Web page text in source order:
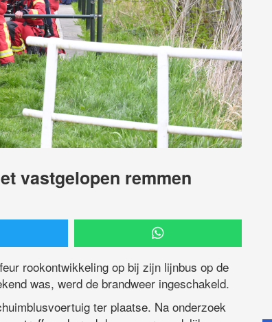
vastgelopen remmen
rookontwikkeling op bij zijn lijnbus op de
was, werd de brandweer ingeschakeld.
ter plaatse. Na onderzoek